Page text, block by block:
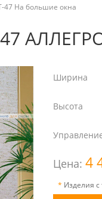
47 На большие окна
Ширина
Высота
Цена:4
* Изделия